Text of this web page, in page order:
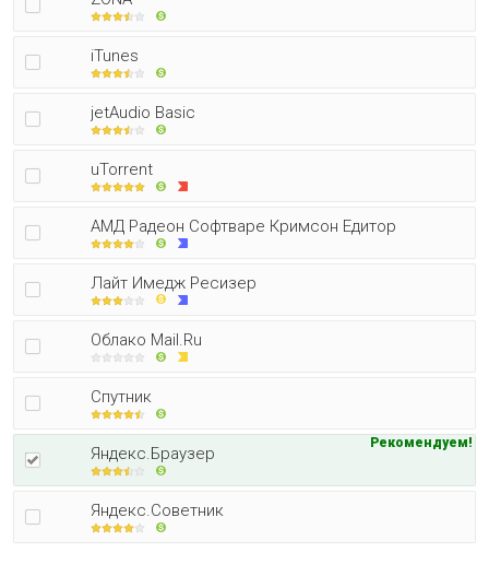
iTunes
jetAudio Basic
uTorrent
АМД Радеон Софтваре Кримсон Едитор
Лайт Имедж Ресизер
Облако Mail.Ru
Спутник
Яндекс.Браузер
Рекомендуем!
Яндекс.Советник